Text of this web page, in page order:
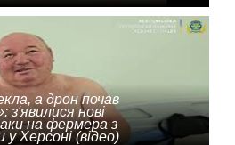
а дрон почав
з'явилися нові
на фермера з
Херсоні (відео)